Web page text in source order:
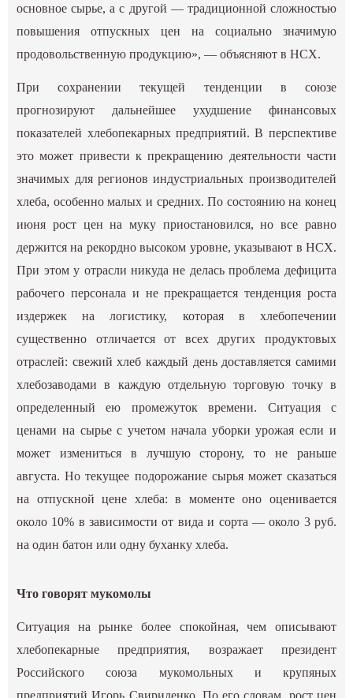
основное сырье, а с другой — традиционной сложностью
повышения отпускных цен на социально значимую
продовольственную продукцию», — объясняют в НСХ.
При сохранении текущей тенденции в союзе
прогнозируют дальнейшее ухудшение финансовых
показателей хлебопекарных предприятий. В перспективе
это может привести к прекращению деятельности части
значимых для регионов индустриальных производителей
хлеба, особенно малых и средних. По состоянию на конец
июня рост цен на муку приостановился, но все равно
держится на рекордно высоком уровне, указывают в НСХ.
При этом у отрасли никуда не делась проблема дефицита
рабочего персонала и не прекращается тенденция роста
издержек на логистику, которая в хлебопечении
существенно отличается от всех других продуктовых
отраслей: свежий хлеб каждый день доставляется самими
хлебозаводами в каждую отдельную торговую точку в
определенный ею промежуток времени. Ситуация с
ценами на сырье с учетом начала уборки урожая если и
может измениться в лучшую сторону, то не раньше
августа. Но текущее подорожание сырья может сказаться
на отпускной цене хлеба: в моменте оно оценивается
около 10% в зависимости от вида и сорта — около 3 руб.
на один батон или одну буханку хлеба.
Что говорят мукомолы
Ситуация на рынке более спокойная, чем описывают
хлебопекарные предприятия, возражает президент
Российского союза мукомольных и крупяных
предприятий Игорь Свириденко. По его словам, рост цен